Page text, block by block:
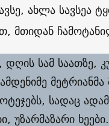
ახლა სავსეა
დღის სამ საათზე,
სადაც
უზარმაზარი